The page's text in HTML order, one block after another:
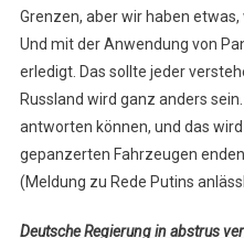
Grenzen, aber wir haben
Und mit der Anwendung von
erledigt. Das sollte jeder
Russland wird ganz anders
antworten können, und das
gepanzerten Fahrzeugen
(Meldung zu Rede Putins
Deutsche Regierung in abstrus